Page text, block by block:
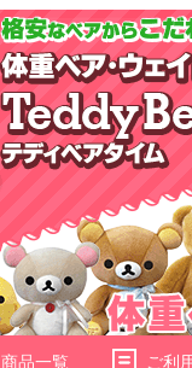
商品一覧 ご利